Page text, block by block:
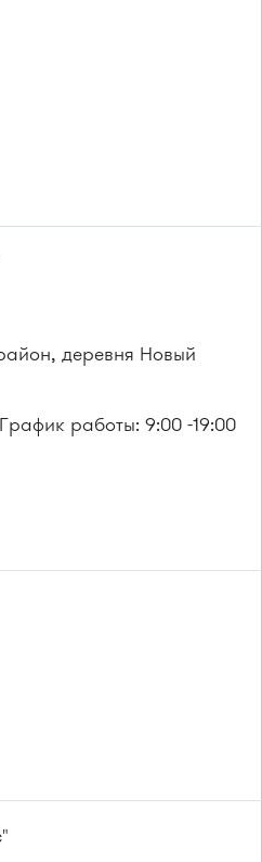
дома":
деревня Новый
работы: 9:00 -19:00